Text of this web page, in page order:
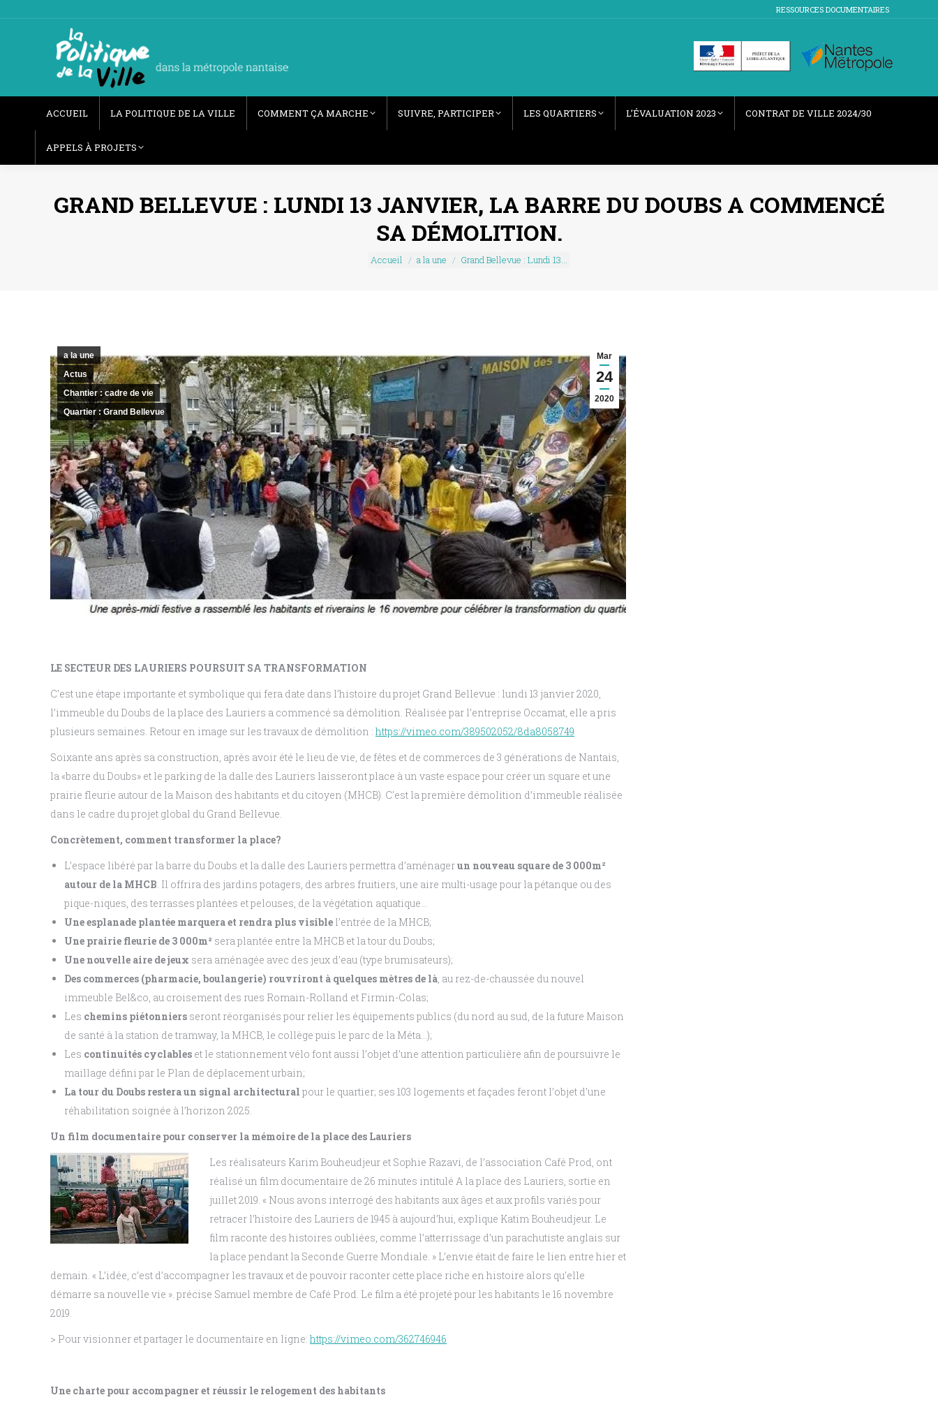
RESSOURCES DOCUMENTAIRES
ACCUEIL LA POLITIQUE DE LA VILLE COMMENT ÇA MARCHE SUIVRE, PARTICIPER LES QUARTIERS L’ÉVALUATION 2023 CONTRAT DE VILLE 2024/30
APPELS À PROJETS
GRAND BELLEVUE : LUNDI 13 JANVIER, LA BARRE DU DOUBS A COMMENCÉ
SA DÉMOLITION.
Vous êtes ici :
Accueil a la une Grand Bellevue : Lundi 13…
Mar
24
2020
a la une
Actus
Chantier : cadre de vie
Quartier : Grand Bellevue
LE SECTEUR DES LAURIERS POURSUIT SA TRANSFORMATION
C’est une étape importante et symbolique qui fera date dans l’histoire du projet Grand Bellevue : lundi 13 janvier 2020,
l’immeuble du Doubs de la place des Lauriers a commencé sa démolition. Réalisée par l’entreprise Occamat, elle a pris
plusieurs semaines. Retour en image sur les travaux de démolition : https://vimeo.com/389502052/8da8058749
Soixante ans après sa construction, après avoir été le lieu de vie, de fêtes et de commerces de 3 générations de Nantais,
la «barre du Doubs» et le parking de la dalle des Lauriers laisseront place à un vaste espace pour créer un square et une
prairie fleurie autour de la Maison des habitants et du citoyen (MHCB). C’est la première démolition d’immeuble réalisée
dans le cadre du projet global du Grand Bellevue.
Concrètement, comment transformer la place?
L’espace libéré par la barre du Doubs et la dalle des Lauriers permettra d’aménagerun nouveau square de 3 000m²
autour de la MHCB. Il offrira des jardins potagers, des arbres fruitiers, une aire multi-usage pour la pétanque ou des
pique-niques, des terrasses plantées et pelouses, de la végétation aquatique…
Une esplanade plantée marquera et rendra plus visible l’entrée de la MHCB;
Une prairie fleurie de 3 000m² sera plantée entre la MHCB et la tour du Doubs;
Une nouvelle aire de jeux sera aménagée avec des jeux d’eau (type brumisateurs);
Des commerces (pharmacie, boulangerie) rouvriront à quelques mètres de là, au rez-de-chaussée du nouvel
immeuble Bel&co, au croisement des rues Romain-Rolland et Firmin-Colas;
Les chemins piétonniers seront réorganisés pour relier les équipements publics (du nord au sud, de la future Maison
de santé à la station de tramway, la MHCB, le collège puis le parc de la Méta…);
Les continuités cyclables et le stationnement vélo font aussi l’objet d’une attention particulière afin de poursuivre le
maillage défini par le Plan de déplacement urbain;
La tour du Doubs restera un signal architectural pour le quartier; ses 103 logements et façades feront l’objet d’une
réhabilitation soignée à l’horizon 2025.
Un film documentaire pour conserver la mémoire de la place des Lauriers
Les réalisateurs Karim Bouheudjeur et Sophie Razavi, de l’association Café Prod, ont
réalisé un film documentaire de 26 minutes intitulé A la place des Lauriers, sortie en
juillet 2019. « Nous avons interrogé des habitants aux âges et aux profils variés pour
retracer l’histoire des Lauriers de 1945 à aujourd’hui, explique Katim Bouheudjeur. Le
film raconte des histoires oubliées, comme l’atterrissage d’un parachutiste anglais sur
la place pendant la Seconde Guerre Mondiale. » L’envie était de faire le lien entre hier et
demain. « L’idée, c’est d’accompagner les travaux et de pouvoir raconter cette place riche en histoire alors qu’elle
démarre sa nouvelle vie ». précise Samuel membre de Café Prod. Le film a été projeté pour les habitants le 16 novembre
2019.
> Pour visionner et partager le documentaire en ligne: https://vimeo.com/362746946
Une charte pour accompagner et réussir le relogement des habitants